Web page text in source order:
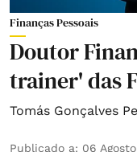
Finanças Pessoais
Doutor
trainer' das
Tomás Gonçalves
Publicado a: 06